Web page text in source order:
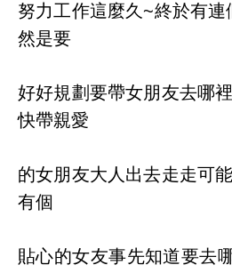
努力工作這麼久~終於有
然是要
好好規劃要帶女朋友去哪
快帶親愛
的女朋友大人出去走走可
有個
貼心的女友事先知道要去